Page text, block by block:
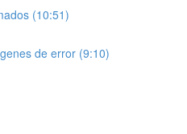
(10:51)
de error (9:10)